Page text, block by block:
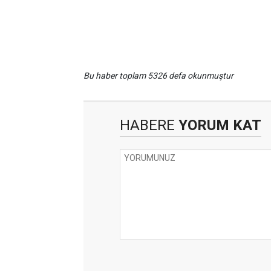
Bu haber toplam 5326 defa okunmuştur
HABERE YORUM KAT